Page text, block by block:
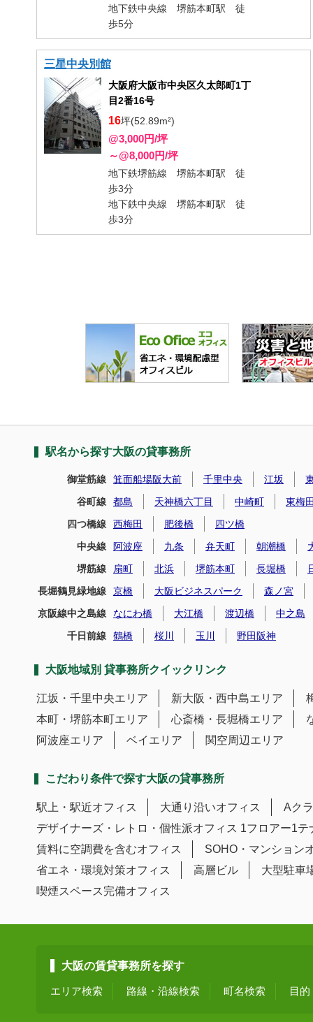
地下鉄中央線 堺筋本町駅 徒
歩5分
三星中央別館
大阪府大阪市中央区久太郎町1丁
目2番16号
16坪(52.89m²)
@3,000円/坪
～@8,000円/坪
地下鉄堺筋線 堺筋本町駅 徒
歩3分
地下鉄中央線 堺筋本町駅 徒
歩3分
駅名から探す大阪の貸事務所
御堂筋線 箕面船場阪大前 千里中央 江坂
谷町線
都島 天神橋六丁目 中崎町
東梅
四つ橋線
西梅田 肥後橋
四ツ橋
中央線
阿波座 九条 弁天町 朝潮橋
堺筋線
扇町 北浜 堺筋本町 長堀橋
長堀鶴見緑地線
京橋 大阪ビジネスパーク
森ノ宮
京阪線中之島線
なにわ橋 大江橋 渡辺橋
中之島
千日前線
鶴橋 桜川 玉川 野田阪神
大阪地域別 貸事務所クイックリンク
江坂・千里中央エリア 新大阪・西中島エリア
本町・堺筋本町エリア
心斎橋・長堀橋エリア
阿波座エリア
ベイエリア 関空周辺エリア
こだわり条件で探す大阪の貸事務所
駅上・駅近オフィス 大通り沿いオフィス
Aク
デザイナーズ・レトロ・個性派オフィス 1フロアー1テ
賃料に空調費を含むオフィス
SOHO・マンション
省エネ・環境対策オフィス
高層ビル
大型駐車
喫煙スペース完備オフィス
大阪の賃貸事務所を探す
エリア検索 路線・沿線検索 町名検索 目